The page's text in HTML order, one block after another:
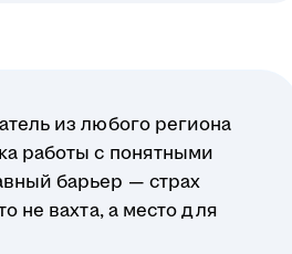
из любого региона
работы с понятными
барьер — страх
не вахта, а место для